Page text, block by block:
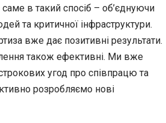
в такий спосіб – об’єднуючи
та критичної інфраструктури.
вже дає позитивні результати.
також ефективні. Ми вже
угод про співпрацю та
розробляємо нові